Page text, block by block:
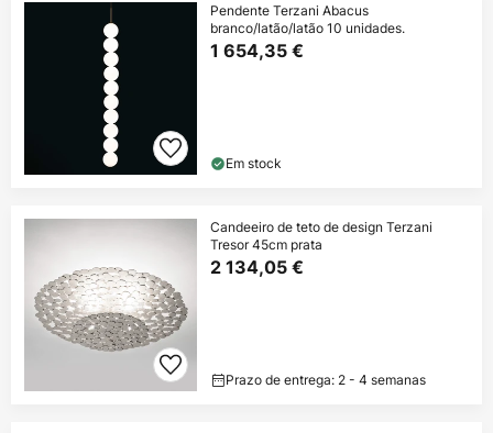
Pendente Terzani Abacus
branco/latão/latão 10 unidades.
1 654,35 €
Em stock
Candeeiro de teto de design Terzani
Tresor 45cm prata
2 134,05 €
Prazo de entrega: 2 - 4 semanas